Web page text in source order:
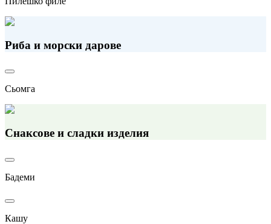
Риба и морски дарове
Сьомга
Снаксове и сладки изделия
Бадеми
Кашу